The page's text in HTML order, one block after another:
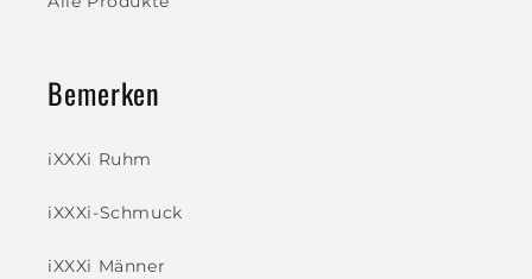
Bemerken
iXXXi Ruhm
iXXXi-Schmuck
iXXXi Männer